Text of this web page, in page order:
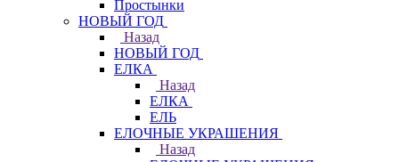
Простынки
НОВЫЙ ГОД
Назад
НОВЫЙ ГОД
ЕЛКА
Назад
ЕЛКА
ЕЛЬ
ЕЛОЧНЫЕ УКРАШЕНИЯ
Назад